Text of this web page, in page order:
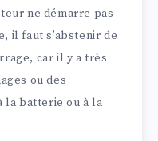
ne démarre pas
il faut s’abstenir de
car il y a très
ou des
la batterie ou à la